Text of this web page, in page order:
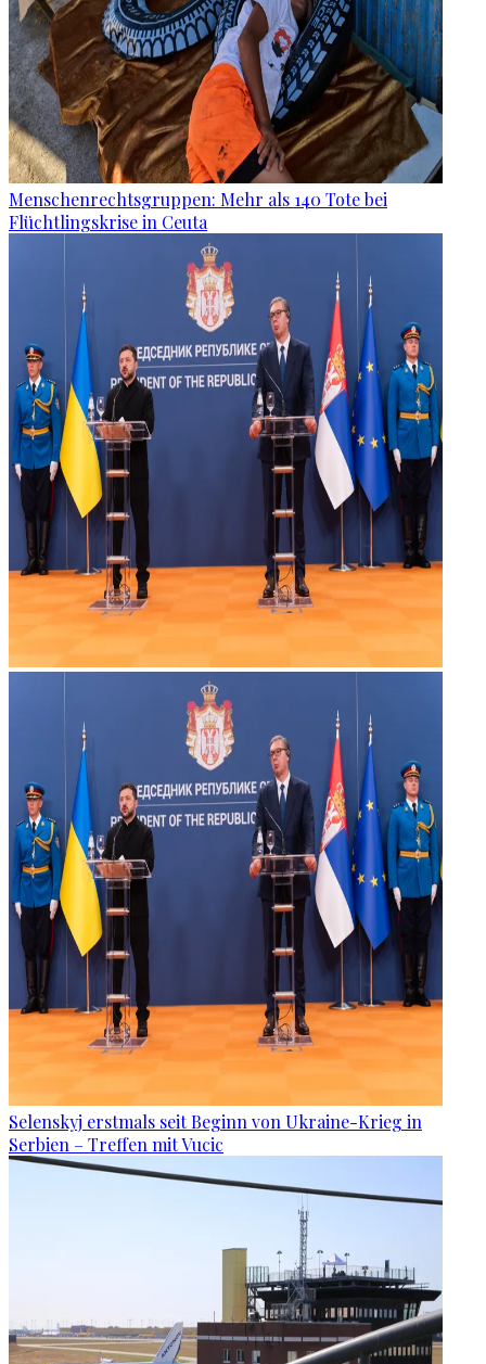
Menschenrechtsgruppen: Mehr als 140 Tote bei
Flüchtlingskrise in Ceuta
Selenskyj erstmals seit Beginn von Ukraine-Krieg in
Serbien – Treffen mit Vucic